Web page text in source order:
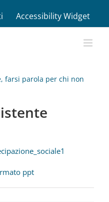
Accessibility Widget
farsi parola per chi non
ppt